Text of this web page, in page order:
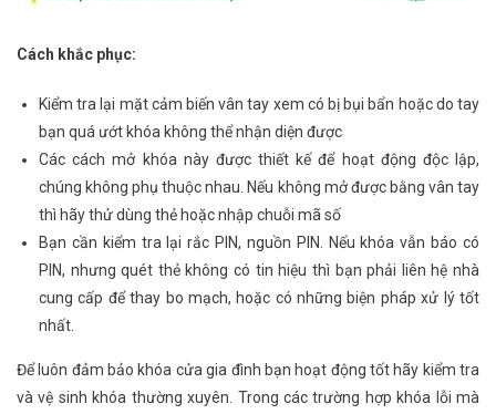
Cách khắc phục:
Kiểm tra lại mặt cảm biến vân tay xem có bị bụi bẩn hoặc do tay
bạn quá ướt khóa không thể nhận diện được
Các cách mở khóa này được thiết kế để hoạt động độc lập,
chúng không phụ thuộc nhau. Nếu không mở được bằng vân tay
thì hãy thử dùng thẻ hoặc nhập chuỗi mã số
Bạn cần kiểm tra lại rắc PIN, nguồn PIN. Nếu khóa vẫn báo có
PIN, nhưng quét thẻ không có tin hiệu thì bạn phải liên hệ nhà
cung cấp để thay bo mạch, hoặc có những biện pháp xử lý tốt
nhất.
Để luôn đảm bảo khóa cửa gia đình bạn hoạt động tốt hãy kiểm tra
và vệ sinh khóa thường xuyên. Trong các trường hợp khóa lỗi mà